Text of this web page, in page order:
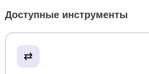
Доступные инструменты
⇄